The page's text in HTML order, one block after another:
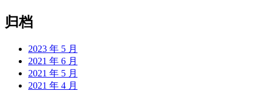
归档
2023 年 5 月
2021 年 6 月
2021 年 5 月
2021 年 4 月